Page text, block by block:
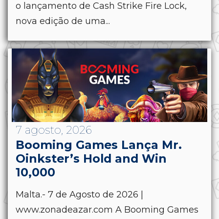
o lançamento de Cash Strike Fire Lock,
nova edição de uma...
7 agosto, 2026
Booming Games Lança Mr.
Oinkster’s Hold and Win
10,000
Malta.- 7 de Agosto de 2026 |
www.zonadeazar.com A Booming Games